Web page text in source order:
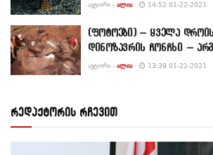
ᲐᲕᲢᲝᲠᲘ - ᲐᲚᲘᲐ 14:52 01-22-2021
(ფოტოები) – ყველა
დინოზავრის ჩონჩხი –
ᲐᲕᲢᲝᲠᲘ - ᲐᲚᲘᲐ 13:39 01-22-2021
რედაქტორის რჩევით